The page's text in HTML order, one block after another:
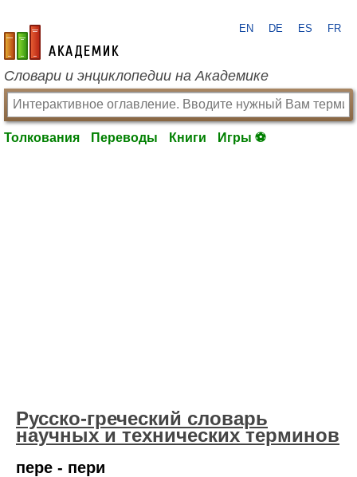
academic.ru
EN DE ES FR
Словари и энциклопедии на Академике
Толкования Переводы Книги Игры ⚽
Русско-греческий словарь
научных и технических терминов
пере - пери